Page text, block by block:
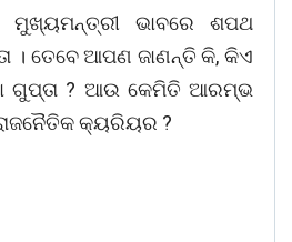
ଭାବରେ ଶପଥ
। ତେବେ ଆପଣ ଜାଣନ୍ତି କି, କିଏ
ଗୁପ୍ତା ? ଆଉ କେମିତି ଆରମ୍ଭ
କ୍ୟରିୟର ?